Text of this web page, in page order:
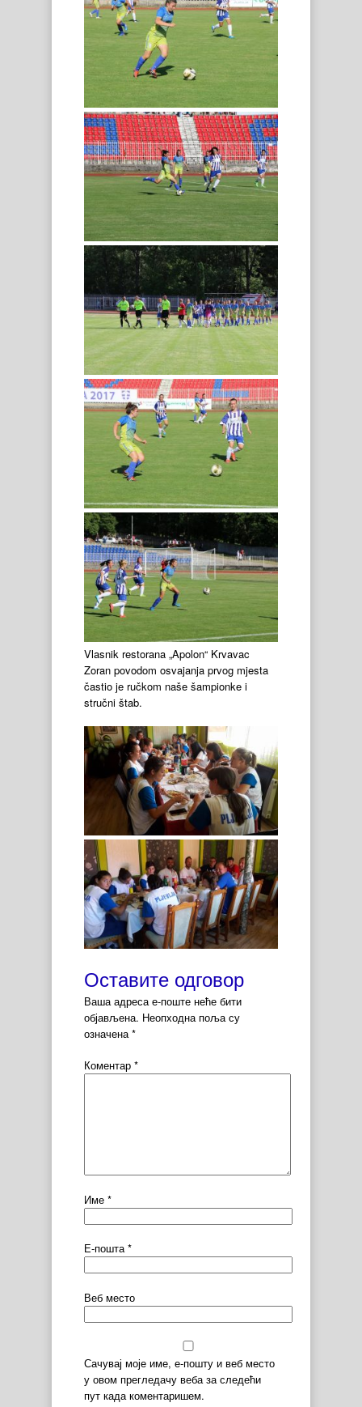
Vlasnik restorana „Apolon“ Krvavac
Zoran povodom osvajanja prvog mjesta
častio je ručkom naše šampionke i
stručni štab.
Оставите одговор
Ваша адреса е-поште неће бити
објављена. Неопходна поља су
означена*
Коментар *
Име *
Е-пошта*
Веб место
Сачувај моје име, е-пошту и веб место
у овом прегледачу веба за следећи
пут када коментаришем.